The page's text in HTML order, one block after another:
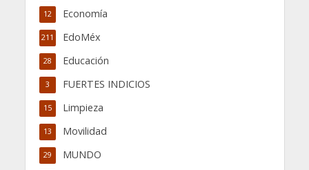
Economía
12
EdoMéx
211
Educación
28
FUERTES INDICIOS
3
Limpieza
15
Movilidad
13
MUNDO
29